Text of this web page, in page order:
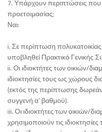
7. Υπάρχουν περιπτώσεις που
προετοιμασίας;
Ναι:
i. Σε περίπτωση
υποβληθεί Πρακτικό Γενικής
ii. Οι ιδιοκτήτες των οικιών/
ιδιοκτησίες τους ως χώρους
(εκτός της περίπτωσης
συγγενή α’ βαθμού).
iii. Οι ιδιοκτήτες των οικιών/
χρησιμοποιούν τις